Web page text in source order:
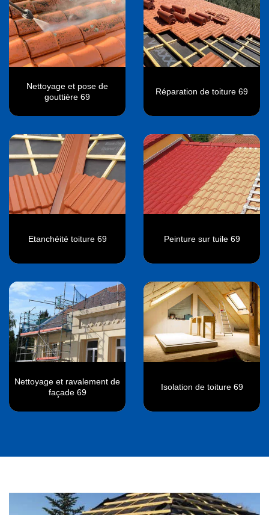
Nettoyage et pose de
gouttière 69
Réparation de toiture 69
Etanchéité toiture 69 Peinture sur tuile 69
Nettoyage et ravalement de
façade 69
Isolation de toiture 69